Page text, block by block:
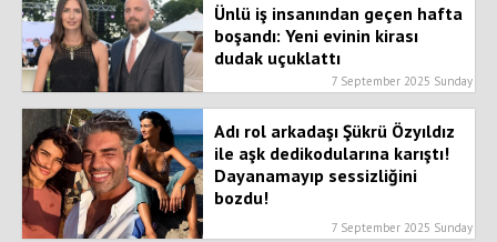
Ünlü iş insanından geçen hafta
boşandı: Yeni evinin kirası
dudak uçuklattı
7 September 2025 Sunday
Adı rol arkadaşı Şükrü Özyıldız
ile aşk dedikodularına karıştı!
Dayanamayıp sessizliğini
bozdu!
7 September 2025 Sunday